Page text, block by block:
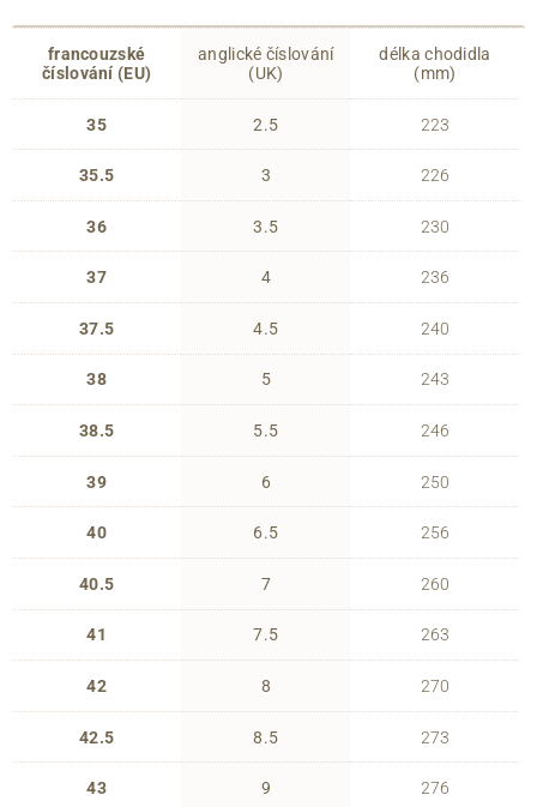
francouzské
číslování (EU)
35
35.5
36
37
37.5
38
38.5
39
40
40.5
41
42
42.5
43
anglické číslování
(UK)
2.5
3
3.5
4
4.5
5
5.5
6
6.5
7
7.5
8
8.5
9
délka chodidla
(mm)
223
226
230
236
240
243
246
250
256
260
263
270
273
276